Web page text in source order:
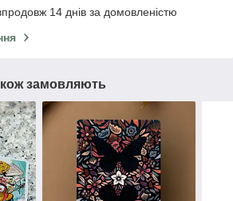
14 днів за домовленістю
замовляють